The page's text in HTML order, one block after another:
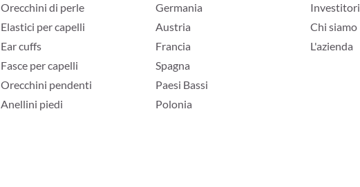
Orecchini di perle
Elastici per capelli
Ear cuffs
Fasce per capelli
Orecchini pendenti
Anellini piedi
Germania
Austria
Francia
Spagna
Paesi Bassi
Polonia
Investitori
Chi siamo
L'azienda